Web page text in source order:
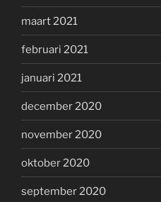
maart 2021
februari 2021
januari 2021
december 2020
november 2020
oktober 2020
september 2020